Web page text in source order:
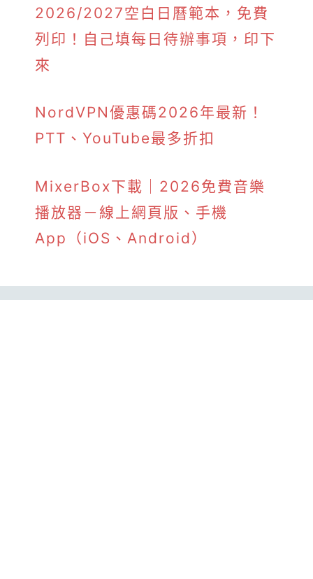
2026/2027空白日曆範本，免費
列印！自己填每日待辦事項，印下
來
NordVPN優惠碼2026年最新！
PTT、YouTube最多折扣
MixerBox下載｜2026免費音樂
播放器－線上網頁版、手機
App（iOS、Android）